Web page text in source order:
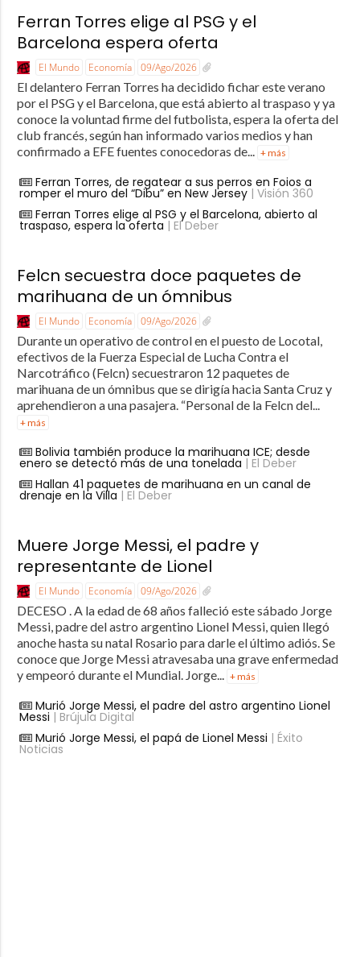
Ferran Torres elige al PSG y el
Barcelona espera oferta
El Mundo Economía 09/Ago/2026
El delantero Ferran Torres ha decidido fichar este verano
por el PSG y el Barcelona, que está abierto al traspaso y ya
conoce la voluntad firme del futbolista, espera la oferta del
club francés, según han informado varios medios y han
confirmado a EFE fuentes conocedoras de... + más
Ferran Torres, de regatear a sus perros en Foios a
romper el muro del “Dibu” en New Jersey| Visión 360
Ferran Torres elige al PSG y el Barcelona, abierto al
traspaso, espera la oferta | El Deber
Felcn secuestra doce paquetes de
marihuana de un ómnibus
El Mundo Economía 09/Ago/2026
Durante un operativo de control en el puesto de Locotal,
efectivos de la Fuerza Especial de Lucha Contra el
Narcotráfico (Felcn) secuestraron 12 paquetes de
marihuana de un ómnibus que se dirigía hacia Santa Cruz y
aprehendieron a una pasajera. “Personal de la Felcn del...
+ más
Bolivia también produce la marihuana ICE; desde
enero se detectó más de una tonelada | El Deber
Hallan 41 paquetes de marihuana en un canal de
drenaje en la Villa | El Deber
Muere Jorge Messi, el padre y
representante de Lionel
El Mundo Economía 09/Ago/2026
DECESO . A la edad de 68 años falleció este sábado Jorge
Messi, padre del astro argentino Lionel Messi, quien llegó
anoche hasta su natal Rosario para darle el último adiós. Se
conoce que Jorge Messi atravesaba una grave enfermedad
y empeoró durante el Mundial. Jorge... + más
Murió Jorge Messi, el padre del astro argentino Lionel
Messi | Brújula Digital
Murió Jorge Messi, el papá de Lionel Messi | Éxito
Noticias